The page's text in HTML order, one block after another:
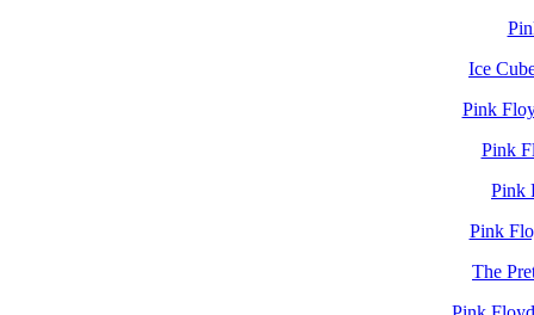
Ice
Pink
Pink
Pink
Pink
The